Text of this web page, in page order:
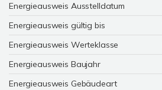
Energieausweis Ausstelldatum
Energieausweis gültig bis
Energieausweis Werteklasse
Energieausweis Baujahr
Energieausweis Gebäudeart